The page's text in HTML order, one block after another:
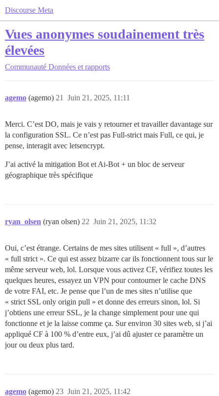
Discourse Meta
Vues anonymes soudainement très
élevées
Communauté Données et rapports
agemo (agemo) Juin 21, 2025, 11:11
21
Merci. C’est DO, mais je vais y retourner et travailler davantage sur
la configuration SSL. Ce n’est pas Full-strict mais Full, ce qui, je
pense, interagit avec letsencrypt.
J’ai activé la mitigation Bot et Ai-Bot + un bloc de serveur
géographique très spécifique
ryan_olsen (ryan olsen) Juin 21, 2025, 11:32
22
Oui, c’est étrange. Certains de mes sites utilisent « full », d’autres
« full strict ». Ce qui est assez bizarre car ils fonctionnent tous sur le
même serveur web, lol. Lorsque vous activez CF, vérifiez toutes les
quelques heures, essayez un VPN pour contourner le cache DNS
de votre FAI, etc. Je pense que l’un de mes sites n’utilise que
« strict SSL only origin pull » et donne des erreurs sinon, lol. Si
j’obtiens une erreur SSL, je la change simplement pour une qui
fonctionne et je la laisse comme ça. Sur environ 30 sites web, si j’ai
appliqué CF à 100 % d’entre eux, j’ai dû ajuster ce paramètre un
jour ou deux plus tard.
agemo (agemo) Juin 21, 2025, 11:42
23